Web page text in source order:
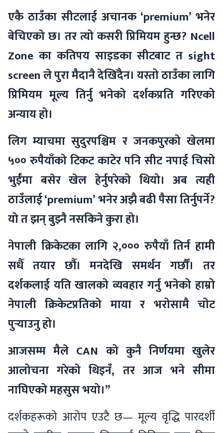
एकै ठाउँका सीटलाई अचानक ‘premium’ भनेर
बेचिएको छ। तर त्यो कसरी प्रिमियम हुन्छ? Ncell
Zone का कतिपय साइडका सीटबाट त sight
screen ले पुरा मैदानै देखिँदैन। यस्तो ठाउँका लागि
प्रिमियम मूल्य तिर्नु भनेको दर्शकप्रति गरिएको
अन्याय हो।
लिग म्याचमा सुदुरपश्चिम र जनकपुरको खेलमा
५०० रुपैयाँको टिकट काटेर पनि सीट नपाई चिसो
भुईँमा बसेर खेल हेर्नुपरेको थियो। अब त्यही
ठाउँलाई ‘premium’ भनेर अझै बढी पैसा तिर्नुपर्ने?
यो त झन् बुझ्नै नसकिने कुरा हो।
नेपाली क्रिकेटका लागि २,००० रुपैयाँ तिर्न हामी
सधैँ तयार छौँ। मनदेखि समर्थन गर्छौँ। तर
दर्शकलाई यति खालको व्यवहार गर्नु भनेको हाम्रो
नेपाली क्रिकेटप्रतिको माया र भरोसामै चोट
पुर्‍याउनु हो।
आजसम्म मैले CAN को कुनै निर्णयमा खुलेर
आलोचना गरेको थिइनँ, तर आज भने सीमा
नाघिएको महसुस भयो।”
दर्शकहरूको आरोप एउटै छ— मूल्य वृद्धि पारदर्शी